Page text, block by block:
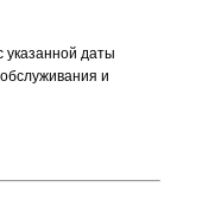
указанной даты
и